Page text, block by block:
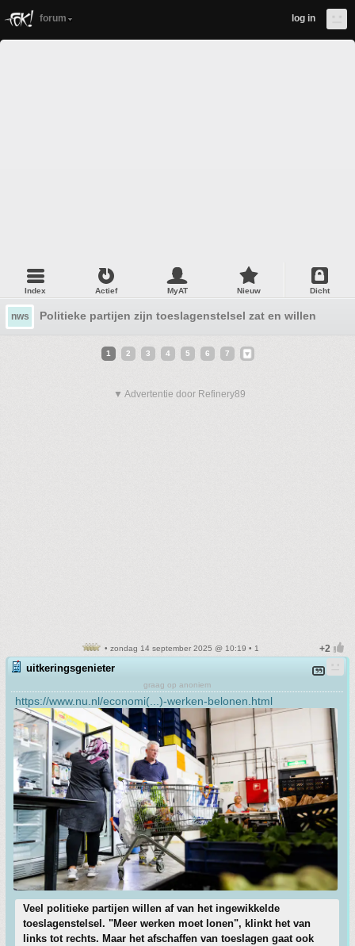
forum log in
Index Actief MyAT Nieuw Dicht
nws Politieke partijen zijn toeslagenstelsel zat en willen
1 2 3 4 5 6 7
▼ Advertentie door Refinery89
• zondag 14 september 2025 @ 10:19 • 1
uitkeringsgenieter
graag op anoniem
https://www.nu.nl/economi(...)-werken-belonen.html
Veel politieke partijen willen af van het ingewikkelde
toeslagenstelsel. "Meer werken moet lonen", klinkt het van
links tot rechts. Maar het afschaffen van toeslagen gaat ook